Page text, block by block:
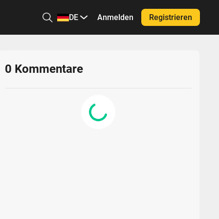
DE Anmelden Registrieren
0 Kommentare